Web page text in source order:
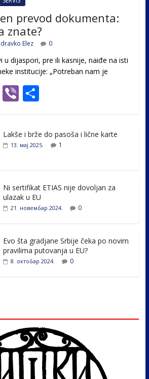
prevod dokumenta:
znate?
Elez 0
u dijaspori, pre ili kasnije, naiđe na isti
institucije: „Potreban nam je
e
Vi
er
S
ar
e
Lakše i brže do pasoša i lične karte
13. мај 2025. 1
Ni sertifikat ETIAS nije dovoljan za
ulazak u EU
21. новембар 2024. 0
Evo šta gradjane Srbije čeka po novim
pravilima putovanja u EU?
8. октобар 2024. 0